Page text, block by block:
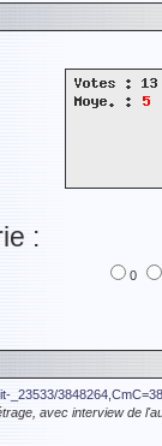
:
0
_23533/
avec interview de